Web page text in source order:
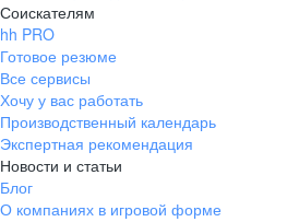
Соискателям
hh PRO
Готовое резюме
Все сервисы
Хочу у вас работать
Производственный календарь
Экспертная рекомендация
Новости и статьи
Блог
О компаниях в игровой форме